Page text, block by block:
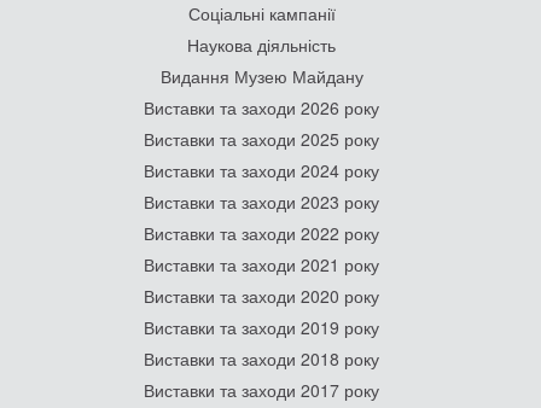
Соціальні кампанії
Наукова діяльність
Видання Музею Майдану
Виставки та заходи 2026 року
Виставки та заходи 2025 року
Виставки та заходи 2024 року
Виставки та заходи 2023 року
Виставки та заходи 2022 року
Виставки та заходи 2021 року
Виставки та заходи 2020 року
Виставки та заходи 2019 року
Виставки та заходи 2018 року
Виставки та заходи 2017 року